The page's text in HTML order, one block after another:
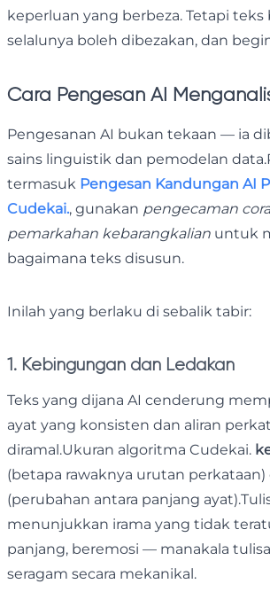
keperluan yang berbeza. Tetapi teks
selalunya boleh dibezakan, dan
Cara Pengesan AI
Pengesanan AI bukan tekaan — ia
sains linguistik dan pemodelan
termasuk Pengesan Kandungan AI
Cudekai., gunakan pengecaman
pemarkahan kebarangkalian untuk
bagaimana teks disusun.
Inilah yang berlaku di sebalik tabir:
1. Kebingungan dan Ledakan
Teks yang dijana AI cenderung
ayat yang konsisten dan aliran
diramal.Ukuran algoritma Cudekai.
(betapa rawaknya urutan perkataan)
(perubahan antara panjang
menunjukkan irama yang tidak
panjang, beremosi — manakala
seragam secara mekanikal.